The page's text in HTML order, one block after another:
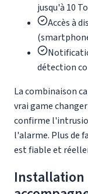
jusqu'à 10 To
Accès à
détection
La combinaison
vrai game
confirme
l'alarme. Plus de
est fiable et